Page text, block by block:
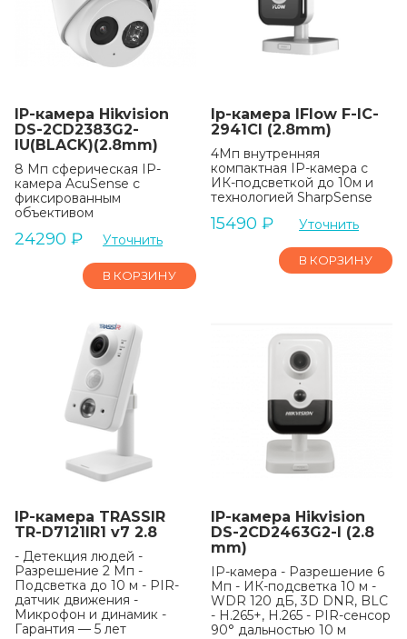
IP-камера Hikvision
DS-2CD2383G2-
IU(BLACK)(2.8mm)
8 Мп сферическая IP-
камера AcuSense с
фиксированным
объективом
24290 ₽ Уточнить
В КОРЗИНУ
Ip-камера IFlow F-IC-
2941CI (2.8mm)
4Мп внутренняя
компактная IP-камера c
ИК-подсветкой до 10м и
технологией SharpSense
15490 ₽ Уточнить
В КОРЗИНУ
IP-камера TRASSIR
TR-D7121IR1 v7 2.8
- Детекция людей -
Разрешение 2 Мп -
Подсветка до 10 м - PIR-
датчик движения -
Микрофон и динамик -
Гарантия — 5 лет
IP-камера Hikvision
DS-2CD2463G2-I (2.8
mm)
IP-камера - Разрешение 6
Мп - ИК-подсветка 10 м -
WDR 120 дБ, 3D DNR, BLC
- H.265+, H.265 - PIR-сенсор
90° дальностью 10 м